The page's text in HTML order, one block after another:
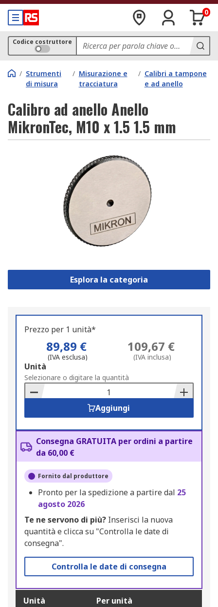
0
Codice costruttore
/ Strumenti
di misura
/ Misurazione e
tracciatura
/ Calibri a tampone
e ad anello
Calibro ad anello Anello
MikronTec, M10 x 1.5 1.5 mm
Esplora la categoria
Prezzo per 1 unità*
89,89 €
(IVA esclusa)
109,67 €
(IVA inclusa)
Add
to
Basket
Unità
Selezionare o digitare la quantità
Aggiungi
Consegna GRATUITA per ordini a partire
da 60,00 €
Fornito dal produttore
Pronto per la spedizione a partire dal 25
agosto 2026
Te ne servono di più? Inserisci la nuova
quantità e clicca su "Controlla le date di
consegna".
Controlla le date di consegna
Unità Per unità